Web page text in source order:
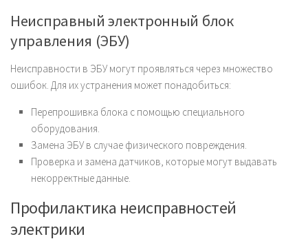
Неисправный электронный блок
управления (ЭБУ)
Неисправности в ЭБУ могут проявляться через множество
ошибок. Для их устранения может понадобиться:
Перепрошивка блока с помощью специального
оборудования.
Замена ЭБУ в случае физического повреждения.
Проверка и замена датчиков, которые могут выдавать
некорректные данные.
Профилактика неисправностей
электрики